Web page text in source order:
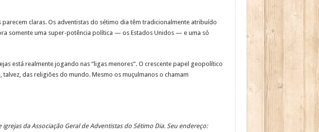
claras. Os adventistas do sétimo dia têm tradicionalmente atribuído
somente uma super-potência política — os Estados Unidos — e uma só
está realmente jogando nas “ligas menores”. O crescente papel geopolítico
das religiões do mundo. Mesmo os muçulmanos o chamam
da Associação Geral de Adventistas do Sétimo Dia. Seu endereço: